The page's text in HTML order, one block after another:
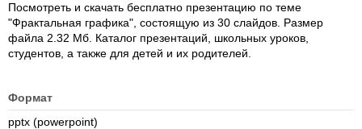
Посмотреть и скачать бесплатно презентацию по теме
"Фрактальная графика", состоящую из 30 слайдов. Размер
файла 2.32 Мб. Каталог презентаций, школьных уроков,
студентов, а также для детей и их родителей.
Формат
pptx (powerpoint)